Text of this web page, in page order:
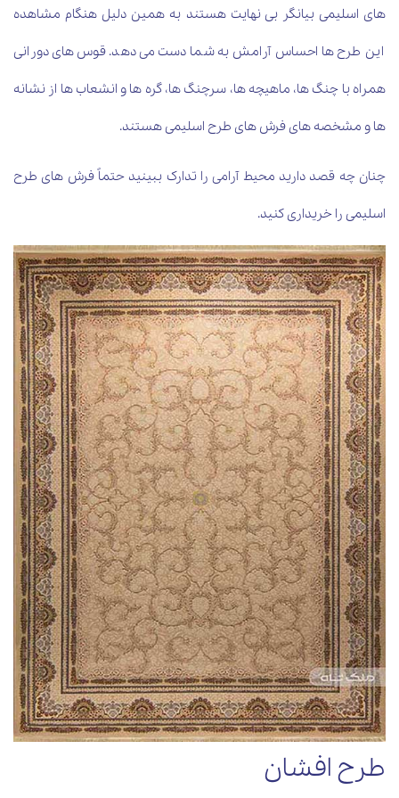
های اسلیمی بیانگر بی نهایت هستند به همین دلیل هنگام مشاهده
این طرح ها احساس آرامش به شما دست می دهد. قوس های دورانی
همراه با چنگ ها، ماهیچه ها، سرچنگ ها، گره ها و انشعاب ها از نشانه
ها و مشخصه های فرش های طرح اسلیمی هستند.
چنان چه قصد دارید محیط آرامی را تدارک ببینید حتماً فرش های طرح
اسلیمی را خریداری کنید.
طرح افشان